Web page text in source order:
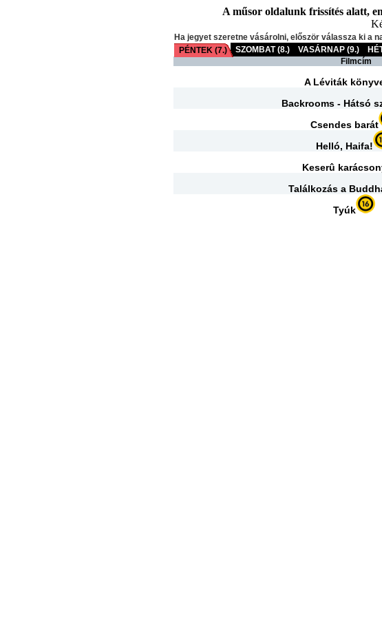
A műsor oldalunk frissítés alatt,
Ha jegyet szeretne vásárolni, először válassza ki a
PÉNTEK (7.)
SZOMBAT (8.) VASÁRNAP (9.)
Filmcím
A Léviták
Backrooms - Hátsó
Csendes barát
Helló, Haifa!
Keserû
Találkozás a
Tyúk